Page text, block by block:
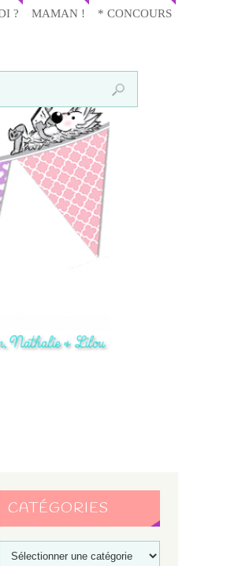
? MAMAN ! * CONCOURS
CATÉGORIES